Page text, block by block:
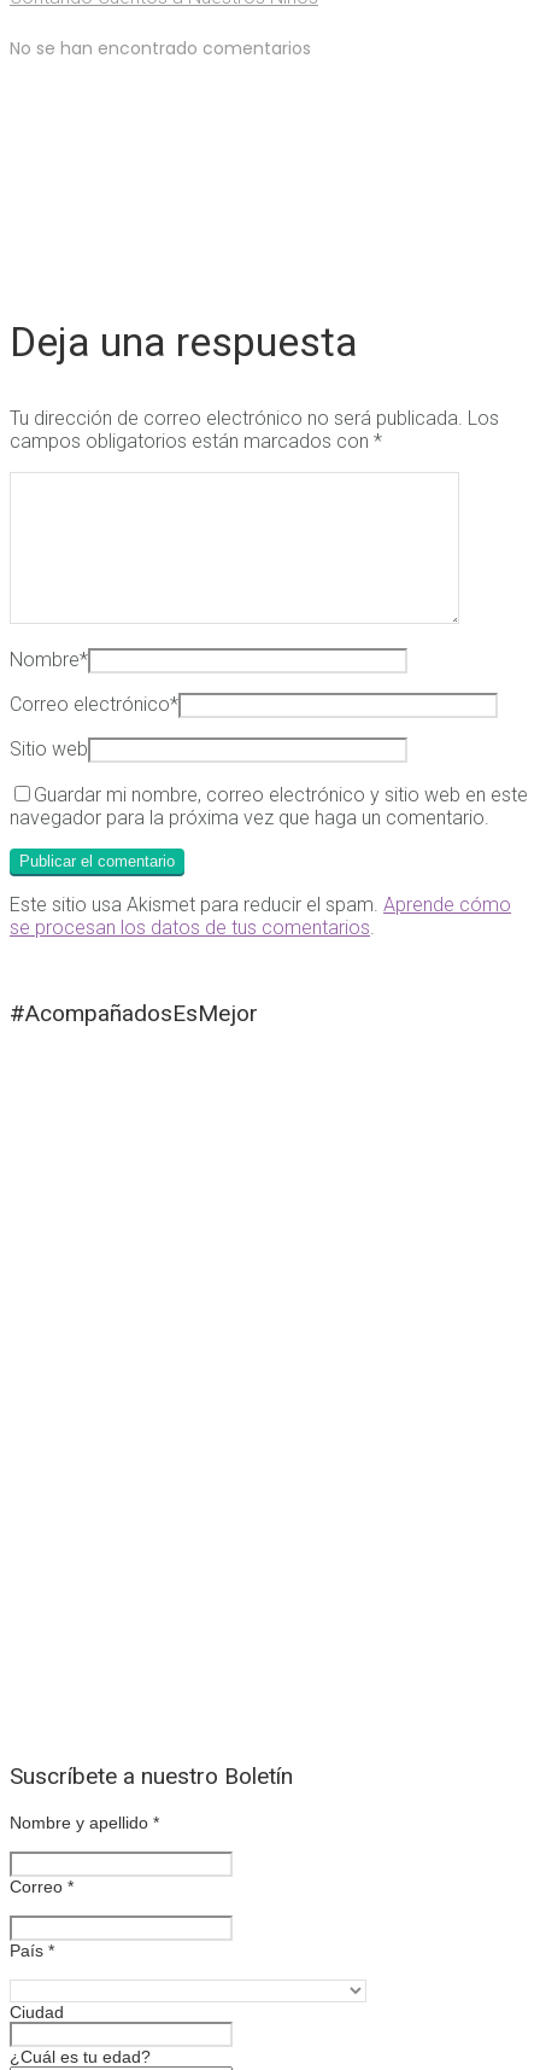
No se han encontrado comentarios
Deja una respuesta
Tu dirección de correo electrónico no será publicada. Los
campos obligatorios están marcados con *
Nombre*
Correo electrónico*
Sitio web
Guardar mi nombre, correo electrónico y sitio web en este
navegador para la próxima vez que haga un comentario.
Este sitio usa Akismet para reducir el spam. Aprende cómo
se procesan los datos de tus comentarios
#AcompañadosEsMejor
Suscríbete a nuestro Boletín
Nombre y apellido *
Correo *
País *
Ciudad
¿Cuál es tu edad?